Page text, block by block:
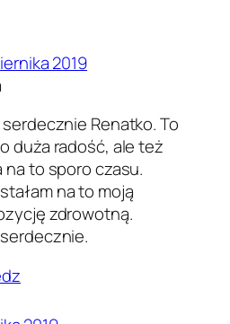
2019
Renatko. To
duża radość, ale też
na to sporo czasu.
na to moją
zdrowotną.